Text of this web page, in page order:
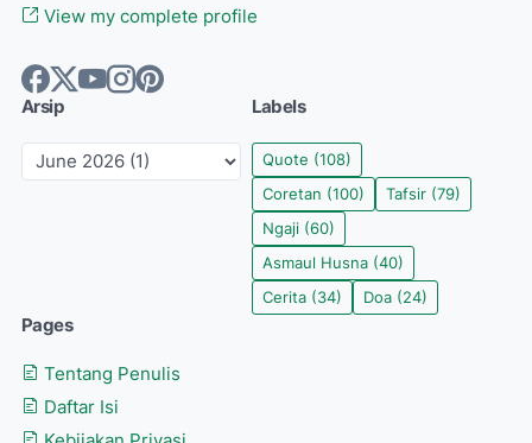
View my complete profile
Arsip Labels
Quote (108)
Coretan (100) Tafsir (79)
Ngaji (60)
Asmaul Husna (40)
Cerita (34) Doa (24)
Pages
Tentang Penulis
Daftar Isi